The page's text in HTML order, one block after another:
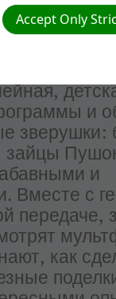
что
же: что
«Лесные
и
зверушки:
зайцы
и
Вместе с
передаче,
как
Accept Only